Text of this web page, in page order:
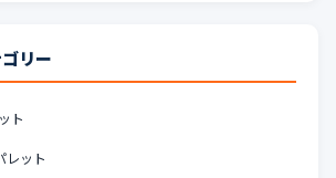
リー
ト
レット